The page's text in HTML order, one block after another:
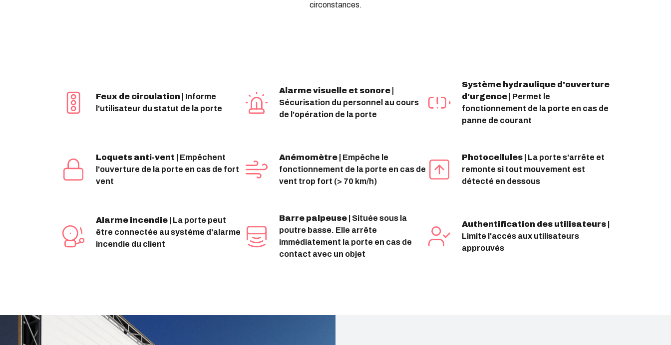
circonstances.
Feux de circulation
Informe
l'utilisateur du statut de la porte
Alarme visuelle et sonore|
Sécurisation du personnel au cours
de l'opération de la porte
Système hydraulique d'ouverture
d'urgence | Permet le
fonctionnement de la porte en cas de
panne de courant
Loquets anti-vent |
Empêchent
l'ouverture de la porte en cas de fort
vent
Anémomètre | Empêche le
fonctionnement de la porte en cas de
vent trop fort (> 70 km/h)
Photocellules |
La porte s'arrête et
remonte si tout mouvement est
détecté en dessous
Alarme incendie |
La porte peut
être connectée au système d'alarme
incendie du client
Barre palpeuse |
Située sous la
poutre basse. Elle arrête
immédiatement la porte en cas de
contact avec un objet
Authentification des utilisateurs |
Limite l'accès aux utilisateurs
approuvés